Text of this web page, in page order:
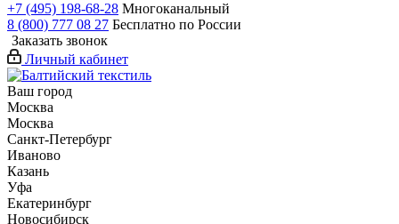
+7 (495) 198-68-28 Многоканальный
8 (800) 777 08 27 Бесплатно по России
Заказать звонок
Личный кабинет
Ваш город
Москва
Москва
Санкт-Петербург
Иваново
Казань
Уфа
Екатеринбург
Новосибирск